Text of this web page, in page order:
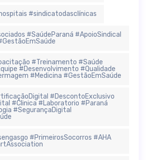
#sindicatodasclínicas
#SaúdeParaná #ApoioSindical
#Treinamento #Saúde
#Desenvolvimento #Qualidade
#Medicina #GestãoEmSaúde
#DescontoExclusivo
#Clinica #Laboratorio #Paraná
#SegurançaDigital
#PrimeirosSocorros #AHA